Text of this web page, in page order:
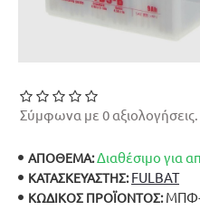
ΑΠΟΘΕΜΑ:Διαθέσιμο για
ΚΑΤΑΣΚΕΥΑΣΤΉΣ: FULBAT
ΚΩΔΙΚΌΣ ΠΡΟΪΌΝΤΟΣ: ΜΠΦ-
Σύμφωνα με 0 αξιολογήσεις.